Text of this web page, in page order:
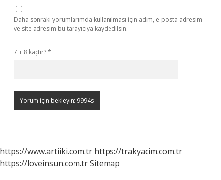
Daha sonraki yorumlarımda kullanılması için adım, e-posta adresim
ve site adresim bu tarayıcıya kaydedilsin.
7 + 8 kaçtır?*
https://www.artiiki.com.tr https://trakyacim.com.tr
https://loveinsun.com.trSitemap